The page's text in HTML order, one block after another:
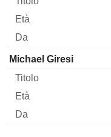
Michael Giresi